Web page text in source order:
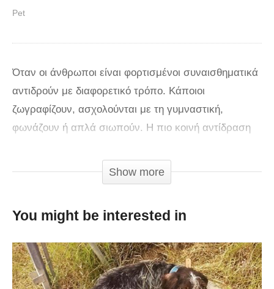
Pet
Όταν οι άνθρωποι είναι φορτισμένοι συναισθηματικά
αντιδρούν με διαφορετικό τρόπο. Κάποιοι
ζωγραφίζουν, ασχολούνται με τη γυμναστική,
φωνάζουν ή απλά σιωπούν. Η πιο κοινή αντίδραση
από θλίψη και ανακούφιση. Όπως θα δείτε ξεκάθαρα
στο παρακάτω βίντεο, το κλάμα δεν είναι προνόμιο
σκυλίτσα δακρύζει όταν ενώνεται με τα μικρά της
Ήταν σίγουρα μια αντίδραση που δεν περίμεναν να
Show more
You might be interested in